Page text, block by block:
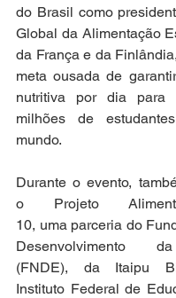
do Brasil como
Global da Alimentação
da França e da
meta ousada de
nutritiva por dia para
milhões de
mundo.
Durante o evento,
o Projeto
10, uma parceria do
Desenvolvimento
(FNDE), da Itaipu
Instituto Federal de